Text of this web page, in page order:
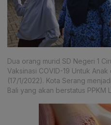
Dua orang murid SD Negeri 1
Vaksinasi COVID-19 Untuk
(17/1/2022). Kota Serang
Bali yang akan berstatus PPKM